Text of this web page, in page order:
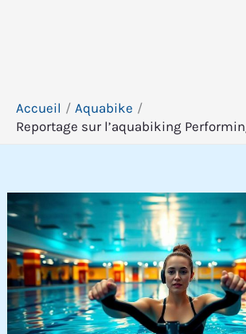
Accueil
Aquabike
Reportage sur l’aquabiking